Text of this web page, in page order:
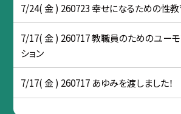
7/24( 金 ) 260723 幸せになるための性
7/17( 金 ) 260717 教職員のためのユー
ション
7/17( 金 ) 260717 あゆみを渡しました！